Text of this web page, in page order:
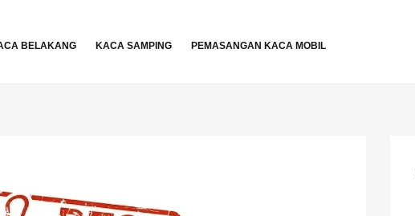
BELAKANG KACA SAMPING PEMASANGAN KACA MOBIL